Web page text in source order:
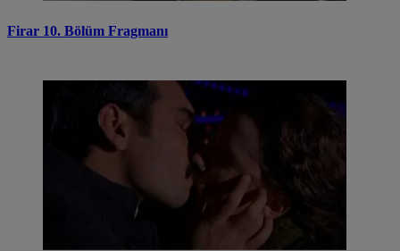
Firar 10. Bölüm Fragmanı